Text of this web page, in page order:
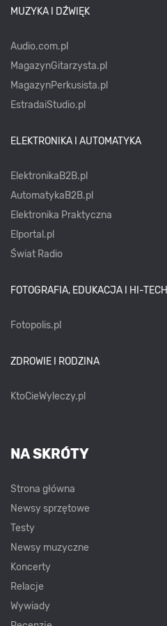
MUZYKA I DŹWIĘK
Audio.com.pl
MagazynGitarzysta.pl
MagazynPerkusista.pl
EstradaiStudio.pl
ELEKTRONIKA I AUTOMATYKA
ElektronikaB2B.pl
AutomatykaB2B.pl
Elektronika Praktyczna
Elportal.pl
Świat Radio
FOTOGRAFIA, EDUKACJA I HI-TECH
Fotopolis.pl
ZDROWIE I RODZINA
KtoCieWyleczy.pl
NA SKRÓTY
Strona główna
Newsy sprzętowe
Testy
Newsy muzyczne
Koncerty
Relacje
Wywiady